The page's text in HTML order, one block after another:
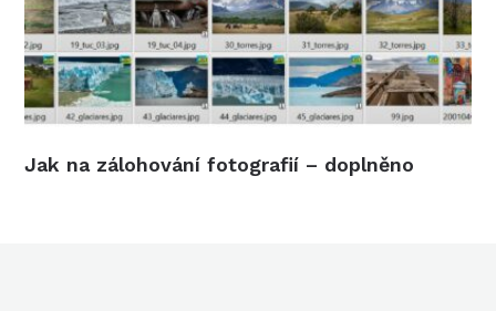
Jak na zálohování fotografií – doplněno